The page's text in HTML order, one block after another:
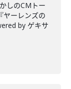
しのCMトー
ヤーレンズの
by ゲキサ